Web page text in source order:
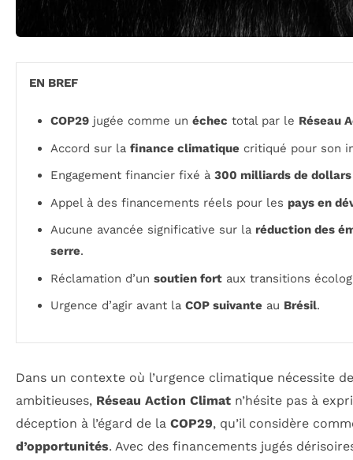
EN BREF
COP29 jugée comme un échec total par le Réseau
Accord sur la finance climatique critiqué pour son
Engagement financier fixé à 300 milliards de dollars
Appel à des financements réels pour les pays en
Aucune avancée significative sur la réduction des
serre.
Réclamation d’un soutien fort aux transitions
Urgence d’agir avant la COP suivante au Brésil.
Dans un contexte où l’urgence climatique nécessite
ambitieuses, Réseau Action Climat n’hésite pas à
déception à l’égard de la COP29, qu’il considère
d’opportunités. Avec des financements jugés